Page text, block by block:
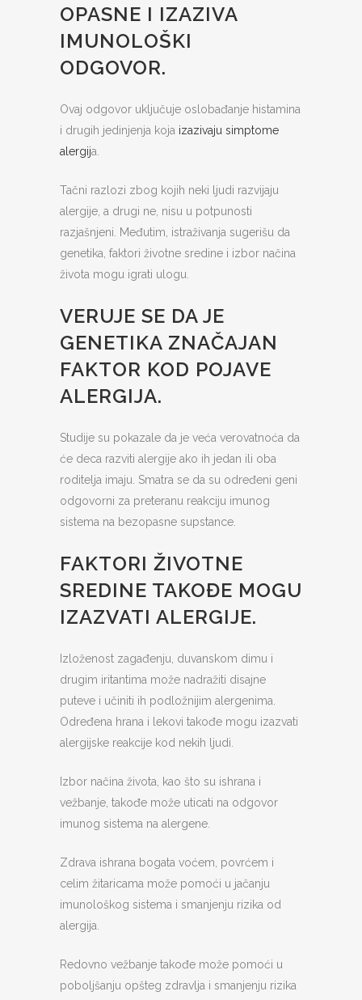
OPASNE I IZAZIVA
IMUNOLOŠKI
ODGOVOR.
Ovaj odgovor uključuje oslobađanje histamina
i drugih jedinjenja koja izazivaju simptome
alergija.
Tačni razlozi zbog kojih neki ljudi razvijaju
alergije, a drugi ne, nisu u potpunosti
razjašnjeni. Međutim, istraživanja sugerišu da
genetika, faktori životne sredine i izbor načina
života mogu igrati ulogu.
VERUJE SE DA JE
GENETIKA ZNAČAJAN
FAKTOR KOD POJAVE
ALERGIJA.
Studije su pokazale da je veća verovatnoća da
će deca razviti alergije ako ih jedan ili oba
roditelja imaju. Smatra se da su određeni geni
odgovorni za preteranu reakciju imunog
sistema na bezopasne supstance.
FAKTORI ŽIVOTNE
SREDINE TAKOĐE MOGU
IZAZVATI ALERGIJE.
Izloženost zagađenju, duvanskom dimu i
drugim iritantima može nadražiti disajne
puteve i učiniti ih podložnijim alergenima.
Određena hrana i lekovi takođe mogu izazvati
alergijske reakcije kod nekih ljudi.
Izbor načina života, kao što su ishrana i
vežbanje, takođe može uticati na odgovor
imunog sistema na alergene.
Zdrava ishrana bogata voćem, povrćem i
celim žitaricama može pomoći u jačanju
imunološkog sistema i smanjenju rizika od
alergija.
Redovno vežbanje takođe može pomoći u
poboljšanju opšteg zdravlja i smanjenju rizika